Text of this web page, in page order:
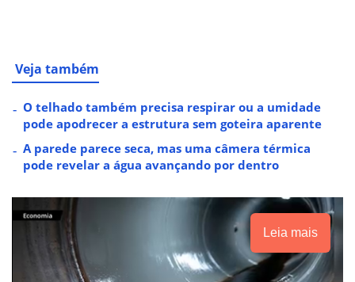
Veja também
O telhado também precisa respirar ou a umidade
pode apodrecer a estrutura sem goteira aparente
A parede parece seca, mas uma câmera térmica
pode revelar a água avançando por dentro
Leia mais